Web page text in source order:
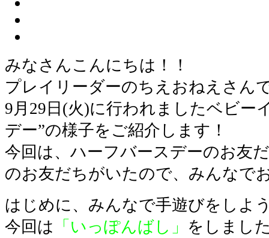
みなさんこんにちは！！
プレイリーダーのちえおねえさん
9月29日(火)に行われましたベビー
デー”の様子をご紹介します！
今回は、ハーフバースデーのお友
のお友だちがいたので、みんなで
はじめに、みんなで手遊びをしよ
今回は 「いっぽんばし」 をしまし